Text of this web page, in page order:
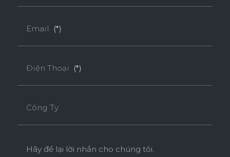
Tiêu chuẩn
ENF
Độ dày(mm)
Kích thước(mm) 9 18
Email (*)
Điện Thoại (*)
Công Ty
Hãy để lại lời nhắn cho chúng tôi.